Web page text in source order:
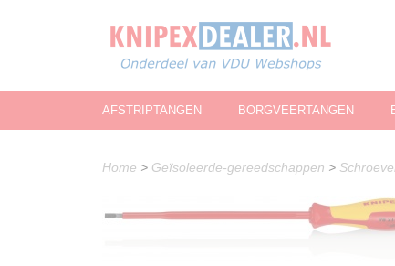
AFSTRIPTANGEN BORGVEERTANGEN
Home > Geïsoleerde-gereedschappen >